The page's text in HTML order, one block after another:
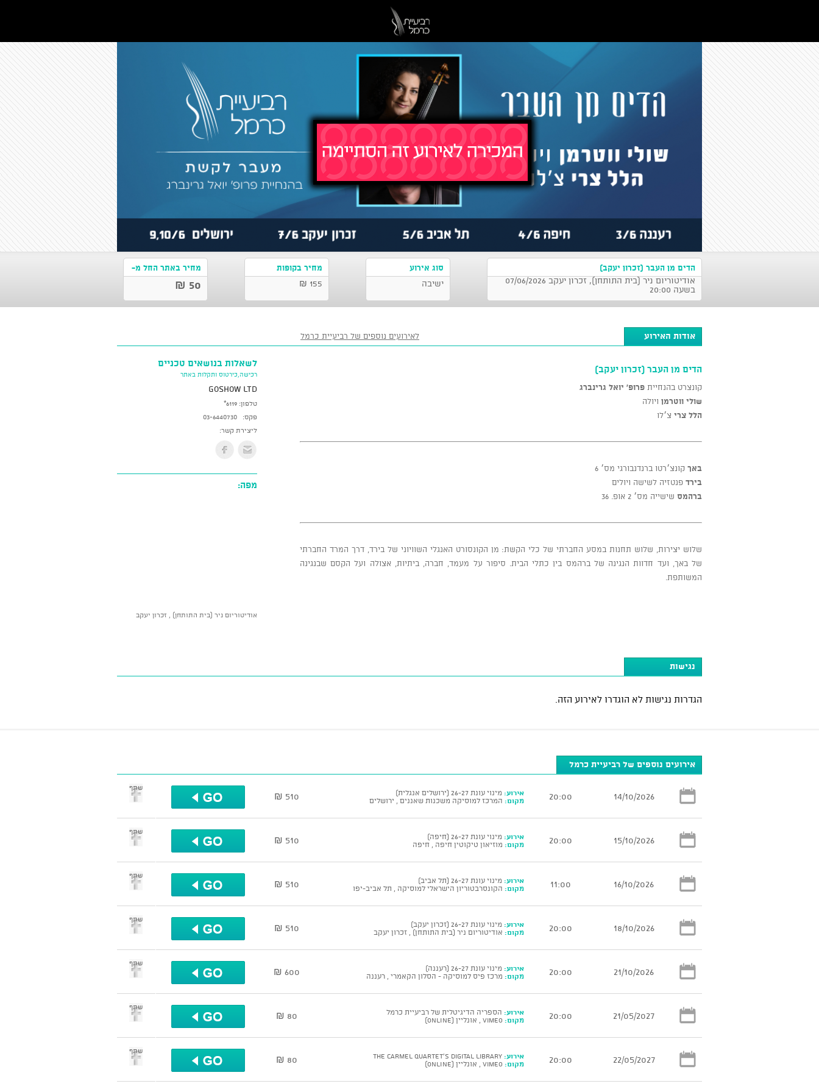
הדים מן העבר (זכרון יעקב)
אודיטוריום ניר (בית התותחן), זכרון יעקב 07/06/2026
בשעה 20:00
סוג אירוע
ישיבה
מחיר בקופות
155 ₪
מחיר באתר החל מ-
50 ₪
אודות האירוע לאירועים נוספים של רביעיית כרמל
הדים מן העבר (זכרון יעקב)
קונצרט בהנחיית פרופ' יואל גרינברג
שולי ווטרמן ויולה
הלל צרי צ׳לו
באך קונצ׳רטו ברנדנבורגי מס׳ 6
בירד פנטזיה לשישה ויולים
ברהמס שישייה מס׳ 2 אופ. 36
שלוש יצירות, שלוש תחנות במסע החברתי של כלי הקשת: מן הקונסורט האנגלי השוויוני של בירד, דרך המרד החברתי
של באך, ועד חדוות הנגינה של ברהמס בין כתלי הבית. סיפור על מעמד, חברה, ביתיות, אצולה ועל הקסם שבנגינה
המשותפת.
לשאלות בנושאים טכניים
רכישה,כירטוס ותקלות באתר
GoShow LTD
טלפון: *6119
פקס:
03-6440730
ליצירת קשר:
מפה:
אודיטוריום ניר (בית התותחן) , זכרון יעקב
נגישות
הגדרות נגישות לא הוגדרו לאירוע הזה.
אירועים נוספים של רביעיית כרמל
14/10/2026
20:00 אירוע: מינוי עונת 26-27 (ירושלים אנגלית)
מקום: המרכז למוסיקה משכנות שאננים , ירושלים 510 ₪
שתף
15/10/2026
20:00 אירוע: מינוי עונת 26-27 (חיפה)
מקום: מוזיאון טיקוטין חיפה , חיפה 510 ₪
שתף
16/10/2026
11:00 אירוע: מינוי עונת 26-27 (תל אביב)
מקום: הקונסרבטוריון הישראלי למוסיקה , תל אביב-יפו 510 ₪
שתף
18/10/2026
20:00 אירוע: מינוי עונת 26-27 (זכרון יעקב)
מקום: אודיטוריום ניר (בית התותחן) , זכרון יעקב 510 ₪
שתף
21/10/2026
20:00 אירוע: מינוי עונת 26-27 (רעננה)
מקום: מרכז פיס למוסיקה - הסלון הקאמרי , רעננה 600 ₪
שתף
21/05/2027
20:00 אירוע: הספריה הדיגיטלית של רביעיית כרמל
מקום:
80 ₪
שתף
22/05/2027
20:00 אירוע:
מקום:
80 ₪
שתף